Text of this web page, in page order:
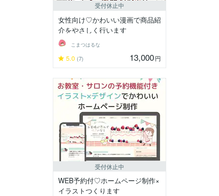
受付休止中
女性向け♡かわいい漫画で商品紹
介をやさしく行います
こまつはるな
5.0 (7) 13,000円
受付休止中
WEB予約付♡ホームページ制作×
イラストつくります